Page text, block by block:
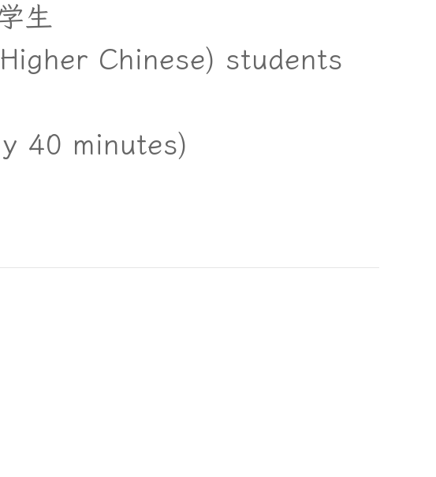
生
Chinese) students
40 minutes)